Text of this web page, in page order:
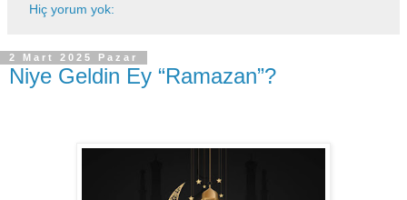
Hiç yorum yok:
2 Mart 2025 Pazar
Niye Geldin Ey “Ramazan”?